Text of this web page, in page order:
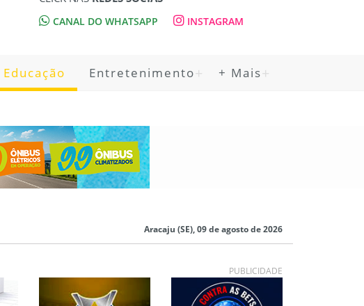
CANAL DO WHATSAPP INSTAGRAM
Educação Entretenimento + Mais
Aracaju (SE), 09 de agosto de 2026
PUBLICIDADE